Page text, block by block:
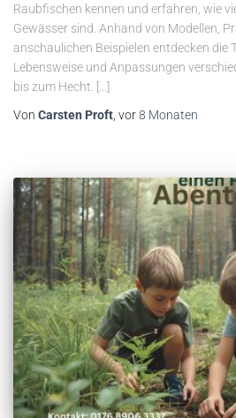
Raubfischen kennen und erfahren, wie
Gewässer sind. Anhand von Modellen,
anschaulichen Beispielen entdecken die
Lebensweise und Anpassungen
bis zum Hecht. […]
Von Carsten Proft , vor8 Monaten